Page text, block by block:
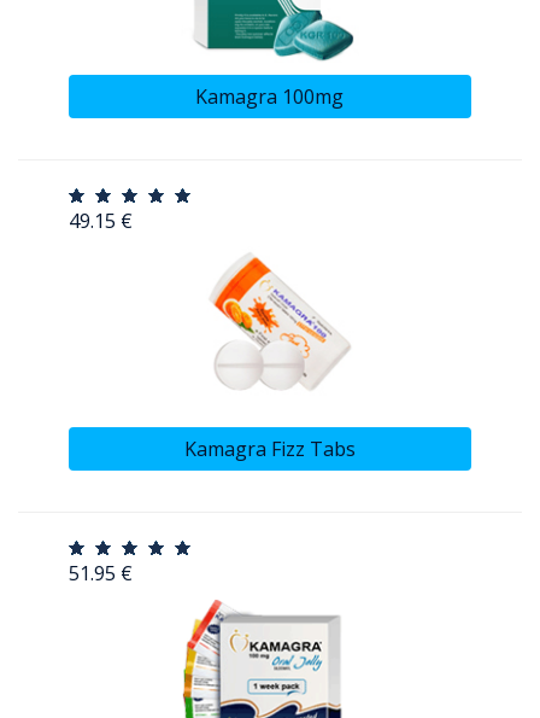
Kamagra 100mg
49.15 €
Kamagra Fizz Tabs
51.95 €